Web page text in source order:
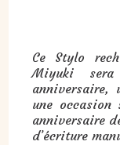
Ce Stylo
Miyuki
anniversaire,
une occasion
anniversaire
d’écriture